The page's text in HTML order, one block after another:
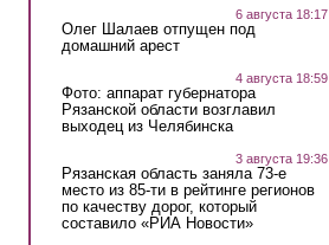
6 августа 18:17
Олег Шалаев отпущен под
домашний арест
4 августа 18:59
Фото: аппарат губернатора
Рязанской области возглавил
выходец из Челябинска
3 августа 19:36
Рязанская область заняла 73-е
место из 85-ти в рейтинге регионов
по качеству дорог, который
составило «РИА Новости»